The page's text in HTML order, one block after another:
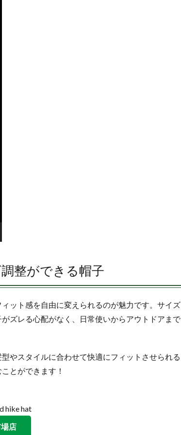
整ができる帽子
ット感を自由に変えられるのが魅力です。サイズ
ズレる心配がなく、日常使いからアウトドアまで
やスタイルに合わせて快適にフィットさせられる
とができます！
hike hat
店